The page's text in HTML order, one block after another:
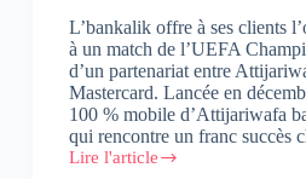
L’bankalik offre à ses clients
à un match de l’UEFA
d’un partenariat entre
Mastercard. Lancée en
100 % mobile d’Attijariwafa
qui rencontre un franc succès
Lire l'article
UEFA